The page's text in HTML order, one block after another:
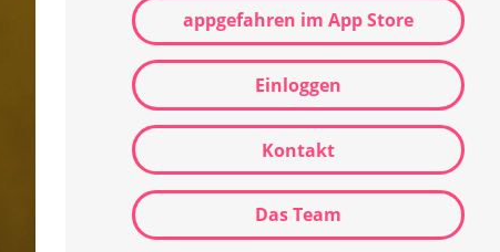
appgefahren im App Store
Einloggen
Kontakt
Das Team